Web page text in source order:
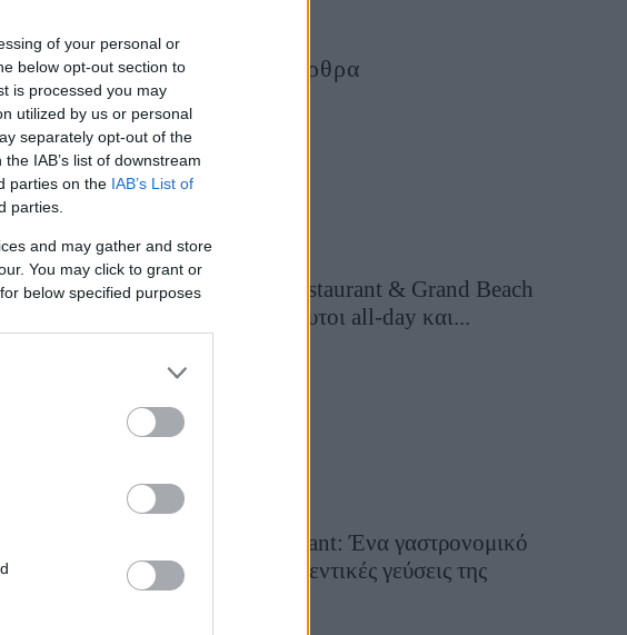
of your personal or
below opt-out section to
is processed you may
utilized by us or personal
separately opt-out of the
IAB’s list of downstream
parties on the IAB’s List of
parties.
and may gather and store
You may click to grant or
below specified purposes
με
Δούσης με
με τον
Τελευταία Άρθρα
Grand Asia Restaurant & Grand Beach
Club: Οι απόλυτοι all-day και...
Tsapis Restaurant: Ένα γαστρονομικό
ταξίδι στις αυθεντικές γεύσεις της
Σίφνου!